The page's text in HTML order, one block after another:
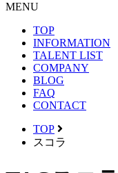
MENU
TOP
INFORMATION
TALENT LIST
COMPANY
BLOG
FAQ
CONTACT
TOP
スコラ